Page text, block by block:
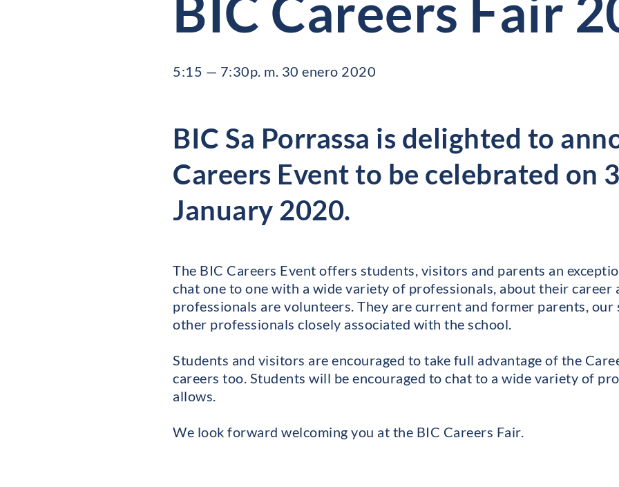
5:15 — 7:30p. m. 30 enero 2020
BIC Sa Porrassa is delighted to
Careers Event to be celebrated on
January 2020.
The BIC Careers Event offers students, visitors and parents an
chat one to one with a wide variety of professionals, about their career
professionals are volunteers. They are current and former parents, our
other professionals closely associated with the school.
Students and visitors are encouraged to take full advantage of the
careers too. Students will be encouraged to chat to a wide variety of
allows.
We look forward welcoming you at the BIC Careers Fair.